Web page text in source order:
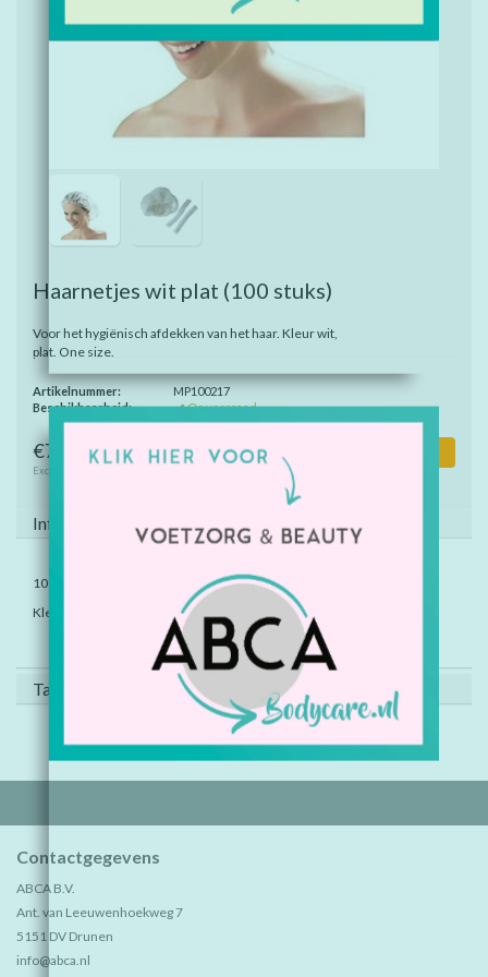
Haarnetjes wit plat (100 stuks)
Voor het hygiënisch afdekken van het haar. Kleur wit,
plat. One size.
Artikelnummer:
MP100217
Beschikbaarheid:
Op voorraad
€7,95
Excl. btw
Toevoegen aan winkelwagen
Informatie
100 stuks per zak.
Kleur: wit.
Tags (6)
Contactgegevens
ABCA B.V.
Ant. van Leeuwenhoekweg 7
5151 DV Drunen
info@abca.nl